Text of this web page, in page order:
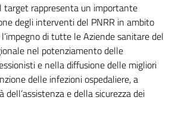
target rappresenta un importante
degli interventi del PNRR in ambito
di tutte le Aziende sanitare del
nel potenziamento delle
e nella diffusione delle migliori
delle infezioni ospedaliere, a
dell’assistenza e della sicurezza dei